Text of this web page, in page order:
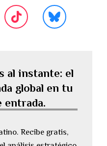
al instante: el
global en tu
entrada.
Recibe gratis,